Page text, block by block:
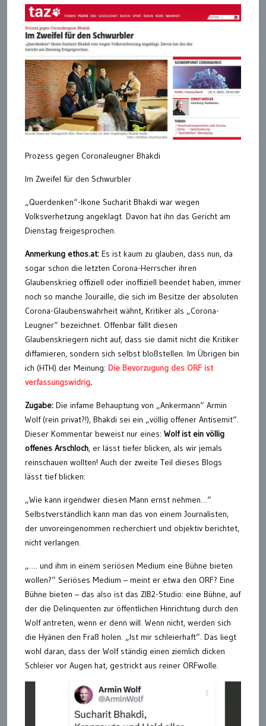
Prozess gegen Coronaleugner Bhakdi
Im Zweifel für den Schwurbler
„Querdenken“-Ikone Sucharit Bhakdi war wegen
Volksverhetzung angeklagt. Davon hat ihn das Gericht am
Dienstag freigesprochen.
Anmerkung ethos.at: Es ist kaum zu glauben, dass nun, da
sogar schon die letzten Corona-Herrscher ihren
Glaubenskrieg offiziell oder inoffiziell beendet haben, immer
noch so manche Jouraille, die sich im Besitze der absoluten
Corona-Glaubenswahrheit wähnt, Kritiker als „Corona-
Leugner“ bezeichnet. Offenbar fällt diesen
Glaubenskriegern nicht auf, dass sie damit nicht die Kritiker
diffamieren, sondern sich selbst bloßstellen. Im Übrigen bin
ich (HTH) der Meinung: Die Bevorzugung des ORF ist
verfassungswidrig.
Zugabe: Die infame Behauptung von „Ankermann“ Armin
Wolf (rein privat?!), Bhakdi sei ein „völlig offener Antisemit“.
Dieser Kommentar beweist nur eines: Wolf ist ein völlig
offenes Arschloch, er lässt tiefer blicken, als wir jemals
reinschauen wollten! Auch der zweite Teil dieses Blogs
lässt tief blicken:
„Wie kann irgendwer diesen Mann ernst nehmen…“
Selbstverständlich kann man das von einem Journalisten,
der unvoreingenommen recherchiert und objektiv berichtet,
nicht verlangen.
„…. und ihm in einem seriösen Medium eine Bühne bieten
wollen?“ Seriöses Medium – meint er etwa den ORF? Eine
Bühne bieten – das also ist das ZIB2-Studio: eine Bühne, auf
der die Delinquenten zur öffentlichen Hinrichtung durch den
Wolf antreten, wenn er denn will. Wenn nicht, werden sich
die Hyänen den Fraß holen. „Ist mir schleierhaft“. Das liegt
wohl daran, dass der Wolf ständig einen ziemlich dicken
Schleier vor Augen hat, gestrickt aus reiner ORFwolle.